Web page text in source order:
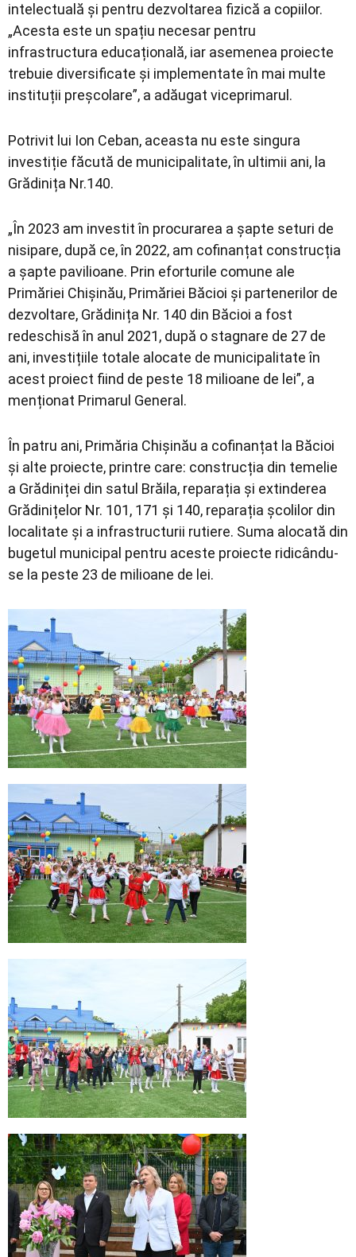
intelectuală și pentru dezvoltarea fizică a copiilor.
„Acesta este un spațiu necesar pentru
infrastructura educațională, iar asemenea proiecte
trebuie diversificate și implementate în mai multe
instituții preșcolare”, a adăugat viceprimarul.
Potrivit lui Ion Ceban, aceasta nu este singura
investiție făcută de municipalitate, în ultimii ani, la
Grădinița Nr.140.
„În 2023 am investit în procurarea a șapte seturi de
nisipare, după ce, în 2022, am cofinanțat construcția
a șapte pavilioane. Prin eforturile comune ale
Primăriei Chișinău, Primăriei Băcioi și partenerilor de
dezvoltare, Grădinița Nr. 140 din Băcioi a fost
redeschisă în anul 2021, după o stagnare de 27 de
ani, investițiile totale alocate de municipalitate în
acest proiect fiind de peste 18 milioane de lei”, a
menționat Primarul General.
În patru ani, Primăria Chișinău a cofinanțat la Băcioi
și alte proiecte, printre care: construcția din temelie
a Grădiniței din satul Brăila, reparația și extinderea
Grădinițelor Nr. 101, 171 și 140, reparația școlilor din
localitate și a infrastructurii rutiere. Suma alocată din
bugetul municipal pentru aceste proiecte ridicându-
se la peste 23 de milioane de lei.